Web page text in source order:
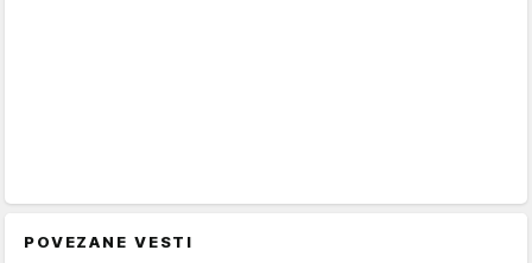
POVEZANE VESTI